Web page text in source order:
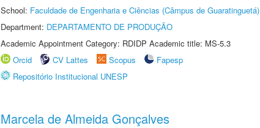
School: Faculdade de Engenharia e Ciências (Câmpus de Guaratinguetá)
Department: DEPARTAMENTO DE PRODUÇÃO
Academic Appointment Category: RDIDP Academic title: MS-5.3
Orcid
CV Lattes Scopus
Fapesp
Repositório Institucional UNESP
Marcela de Almeida Gonçalves